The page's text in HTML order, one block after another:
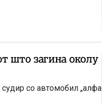
што загина околу
со автомобил „алфа